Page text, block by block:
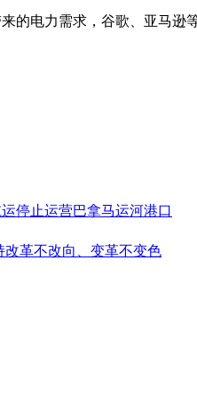
的电力需求，谷歌、亚马逊
停止运营巴拿马运河港口
革不改向、变革不变色